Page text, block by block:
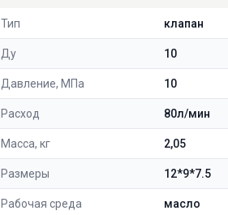
Тип клапан
Ду 10
Давление, МПа 10
Расход 80л/мин
Масса, кг 2,05
Размеры 12*9*7.5
Рабочая среда масло